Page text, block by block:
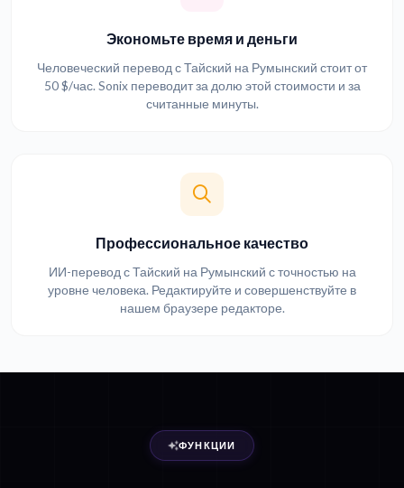
Экономьте время и деньги
Человеческий перевод с Тайский на Румынский стоит от
50 $/час. Sonix переводит за долю этой стоимости и за
считанные минуты.
Профессиональное качество
ИИ-перевод с Тайский на Румынский с точностью на
уровне человека. Редактируйте и совершенствуйте в
нашем браузере редакторе.
ФУНКЦИИ